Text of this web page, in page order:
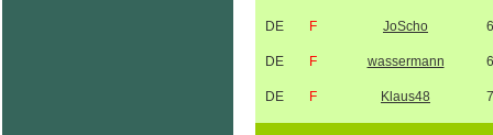
DE F JoScho
DE F wassermann
DE F Klaus48